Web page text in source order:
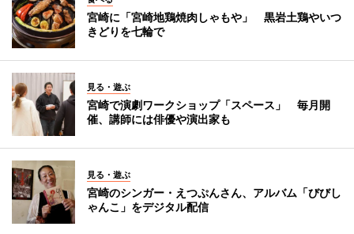
宮崎に「宮崎地鶏焼肉しゃもや」 黒岩土鶏やいつ
きどりを七輪で
見る・遊ぶ
宮崎で演劇ワークショップ「スペース」 毎月開
催、講師には俳優や演出家も
見る・遊ぶ
宮崎のシンガー・えつぷんさん、アルバム「びびし
ゃんこ」をデジタル配信